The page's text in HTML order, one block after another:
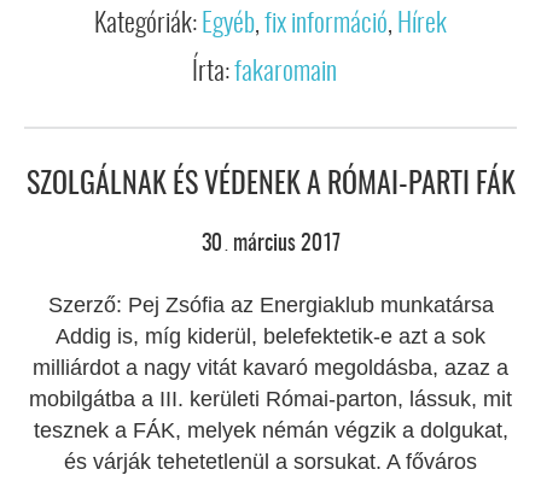
Kategóriák: Egyéb, fix információ, Hírek
Írta:fakaromain
SZOLGÁLNAK ÉS VÉDENEK A RÓMAI-PARTI FÁK
30 . március 2017
Szerző: Pej Zsófia az Energiaklub munkatársa
Addig is, míg kiderül, belefektetik-e azt a sok
milliárdot a nagy vitát kavaró megoldásba, azaz a
mobilgátba a III. kerületi Római-parton, lássuk, mit
tesznek a FÁK, melyek némán végzik a dolgukat,
és várják tehetetlenül a sorsukat. A főváros